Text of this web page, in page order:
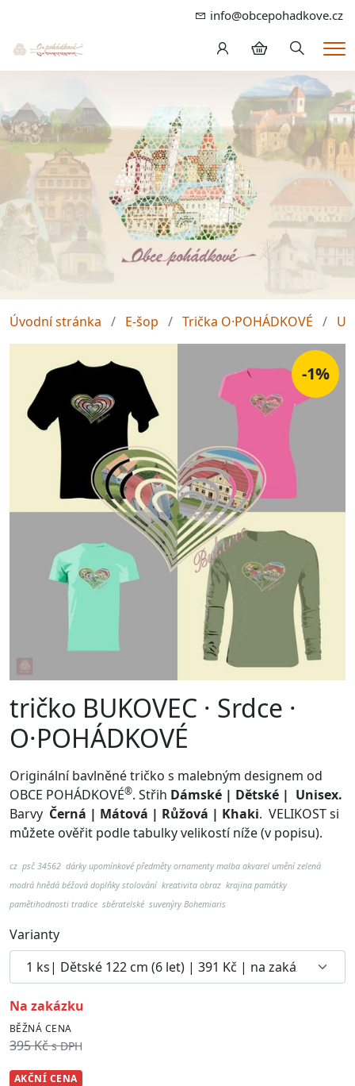
info@obcepohadkove.cz
Hledání
Úvodní stránka E-šop Trička O·POHÁDKOVÉ
-1%
tričko BUKOVEC · Srdce ·
O·POHÁDKOVÉ
Originální bavlněné tričko s malebným designem od
OBCE POHÁDKOVÉ®. Střih Dámské | Dětské | Unisex.
Barvy Černá | Mátová | Růžová | Khaki. VELIKOST si
můžete ověřit podle tabulky velikostí níže (v popisu).
cz psč 34562 dárky upomínkové předměty ornamenty malba akvarel umění zelená
modrá hnědá béžová doplňky stolování kreativita obraz krajina památky
pamětihodnosti tradice sběratelské suvenýry Bohemiaris
Varianty
na zakázku
BĚŽNÁ CENA
395 Kč s DPH
AKČNÍ CENA